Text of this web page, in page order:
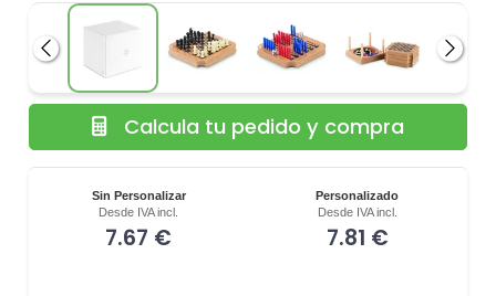
Anterior
Sin Personalizar
Desde IVA incl.
7.67 €
Personalizado
Desde IVA incl.
7.81 €
Calcula tu pedido y compra